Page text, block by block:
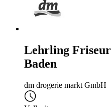
Lehrling
Baden
dm drogerie markt GmbH